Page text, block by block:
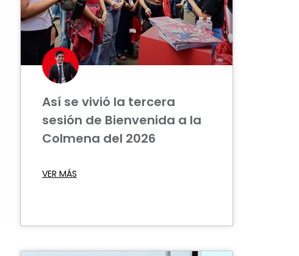
Así se vivió la tercera
sesión de Bienvenida a la
Colmena del 2026
VER MÁS